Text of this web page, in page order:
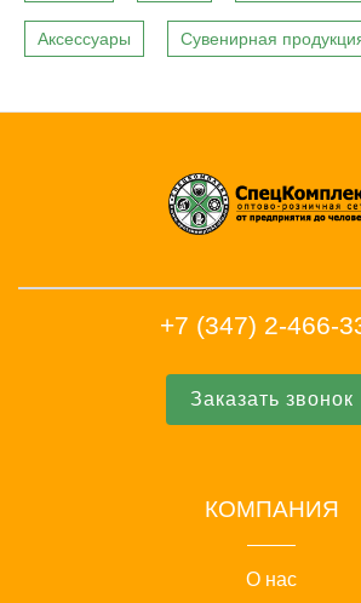
Аксессуары Сувенирная
+7 (347) 2-466-
Заказать звонок
КОМПАНИЯ
О нас